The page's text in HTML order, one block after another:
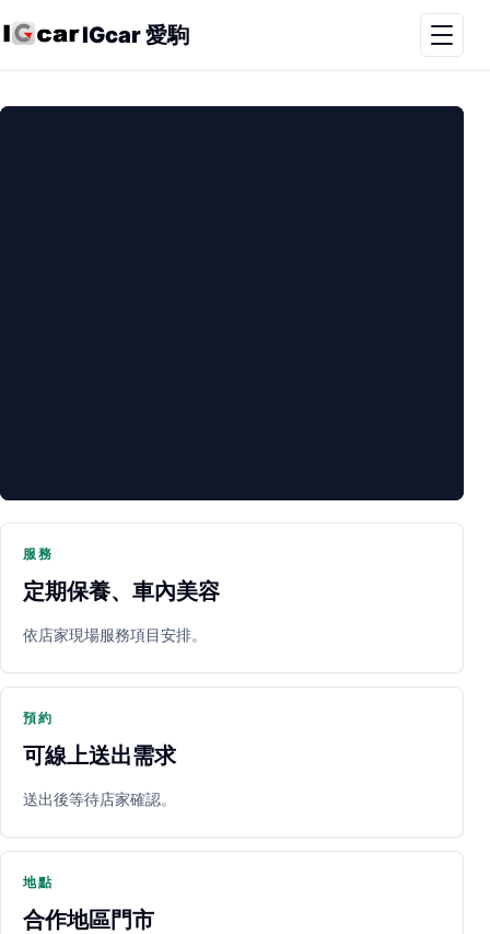
IGcar 愛駒
PARTNER SHOP
立即預約 開啟地圖 其他店家
服務
定期保養、車內美容
依店家現場服務項目安排。
預約
可線上送出需求
送出後等待店家確認。
地點
合作地區門市